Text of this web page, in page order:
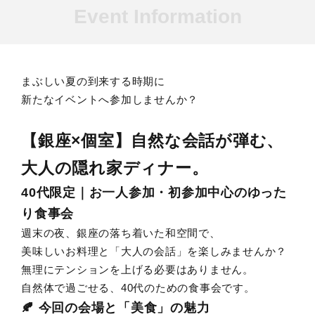
まぶしい夏の到来する時期に
新たなイベントへ参加しませんか？
【銀座×個室】自然な会話が弾む、
大人の隠れ家ディナー。
40代限定｜お一人参加・初参加中心のゆった
り食事会
週末の夜、銀座の落ち着いた和空間で、
美味しいお料理と「大人の会話」を楽しみませんか？
無理にテンションを上げる必要はありません。
自然体で過ごせる、40代のための食事会です。
🍂 今回の会場と「美食」の魅力